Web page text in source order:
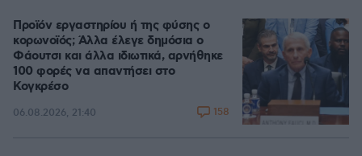
Προϊόν εργαστηρίου ή της φύσης ο
κορωνοϊός; Άλλα έλεγε δημόσια ο
Φάουτσι και άλλα ιδιωτικά, αρνήθηκε
100 φορές να απαντήσει στο
Κογκρέσο
06.08.2026, 21:40 158